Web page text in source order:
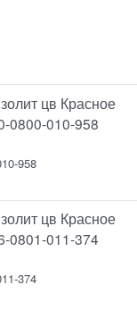
цв Красное
0800-010-958
958
цв Красное
0801-011-374
374